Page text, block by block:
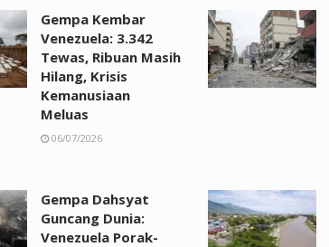
Gempa Kembar
Venezuela: 3.342
Tewas, Ribuan Masih
Hilang, Krisis
Kemanusiaan
Meluas
06/07/2026
Gempa Dahsyat
Guncang Dunia:
Venezuela Porak-